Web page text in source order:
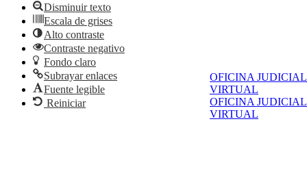
OFICINA JUDICIAL
VIRTUAL
OFICINA JUDICIAL
VIRTUAL
Disminuir texto
Escala de grises
Alto contraste
Contraste negativo
Fondo claro
Subrayar enlaces
Fuente legible
Reiniciar